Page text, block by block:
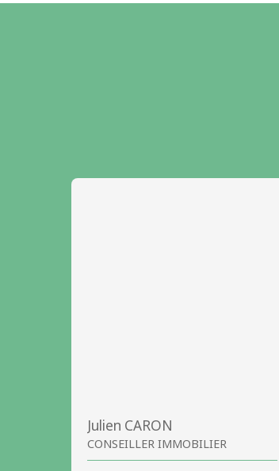
Julien CARON
CONSEILLER IMMOBILIER